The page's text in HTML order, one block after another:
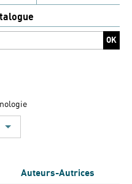
Auteurs-Autrices